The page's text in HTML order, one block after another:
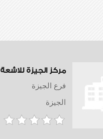
مركز الجيزة للاشعة
فرع الجيزة
الجيزة